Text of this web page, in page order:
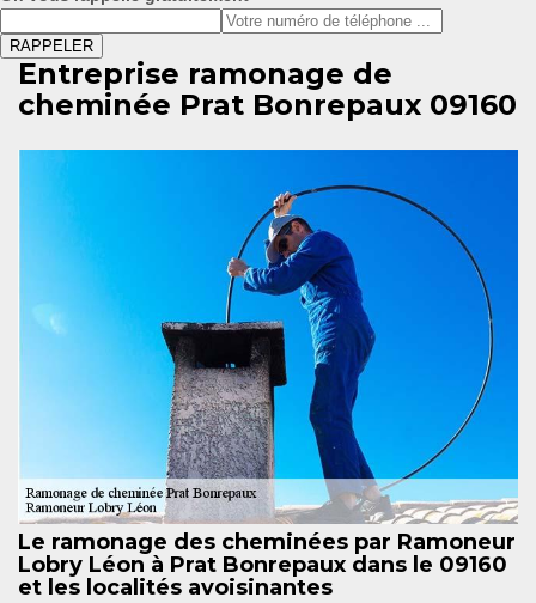
Entreprise ramonage de
cheminée Prat Bonrepaux 09160
Le ramonage des cheminées par Ramoneur
Lobry Léon à Prat Bonrepaux dans le 09160
et les localités avoisinantes